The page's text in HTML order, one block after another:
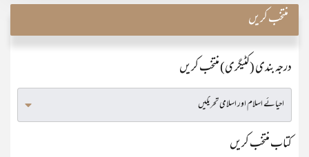
منتخب کریں
درجہ بندی (کٹیگری) منتخب کریں
کتاب منتخب کریں